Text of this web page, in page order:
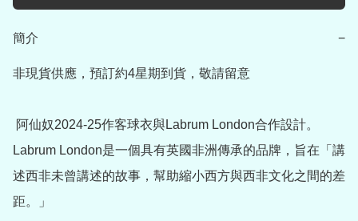
簡介 −
非現貨供應，預訂約4星期到貨，敬請留意
Labrum London是一個具有英國非洲傳承的品牌，旨在「講
述西非未曾講述的故事，幫助縮小西方與西非文化之間的差
距。」